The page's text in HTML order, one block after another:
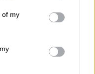
You may click to
its third-party tags to
in below Google
of my
Αυτό είναι